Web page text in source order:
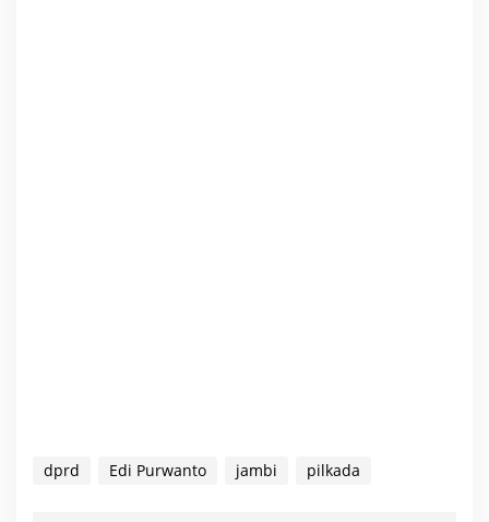
dprd Edi Purwanto jambi pilkada